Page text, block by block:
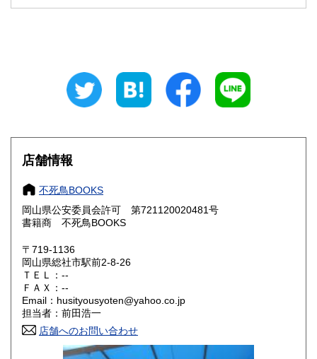
埼玉県 千葉県
300円 富山県
300円 福井県
300円 300円
岐阜県
愛知県
滋賀県 300円
大阪府 300円
奈良県
鳥取県
300円 広島県
店舗情報
不死鳥BOOKS
岡山県公安委員会許可 第721120020481号
書籍商 不死鳥BOOKS
〒719-1136
岡山県総社市駅前2-8-26
ＴＥＬ：--
ＦＡＸ：--
Email：husityousyoten@yahoo.co.jp
担当者：前田浩一
店舗へのお問い合わせ